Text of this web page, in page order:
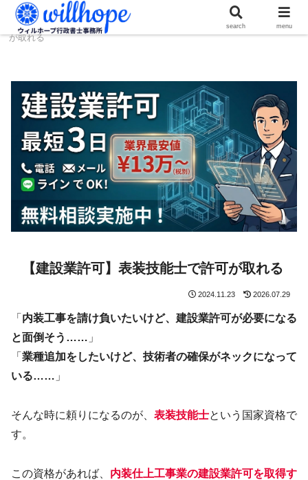
ホーム 建設コラム
【建設業許可】表装技能士で許可
が取れる
【建設業許可】表装技能士で許可が取れる
2024.11.23 2026.07.29
「 内装工事を請け負いたいけど、建設業許可が必要になる
と面倒そう…… 」
「 業種追加をしたいけど、技術者の確保がネックになって
いる…… 」
そんな時に頼りになるのが、 表装技能士という国家資格で
す。
この資格があれば、 内装仕上工事業の建設業許可を取得す
search menu